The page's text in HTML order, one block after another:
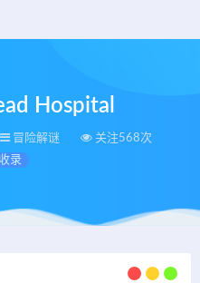
Hospital
冒险解谜
关注568次
录